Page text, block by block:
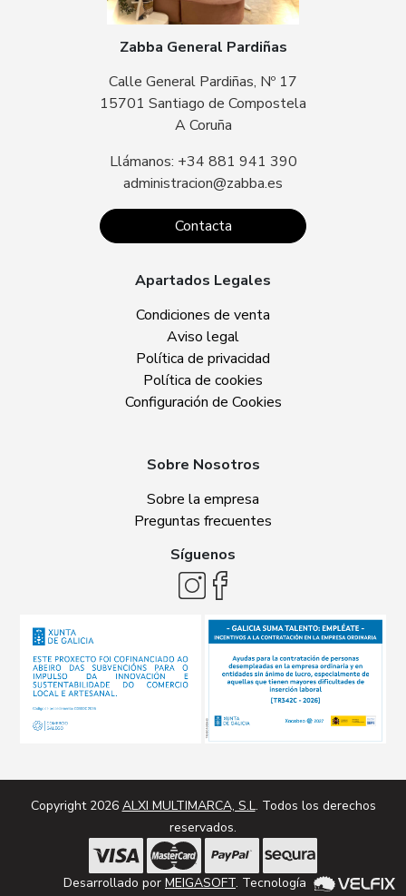
Zabba General Pardiñas
Calle General Pardiñas, Nº 17
15701 Santiago de Compostela
A Coruña
Llámanos: +34 881 941 390
administracion@zabba.es
Contacta
Apartados Legales
Condiciones de venta
Aviso legal
Política de privacidad
Política de cookies
Configuración de Cookies
Sobre Nosotros
Sobre la empresa
Preguntas frecuentes
Síguenos
Copyright 2026 ALXI MULTIMARCA, S.L. Todos los derechos
reservados.
Desarrollado por MEIGASOFT. Tecnología